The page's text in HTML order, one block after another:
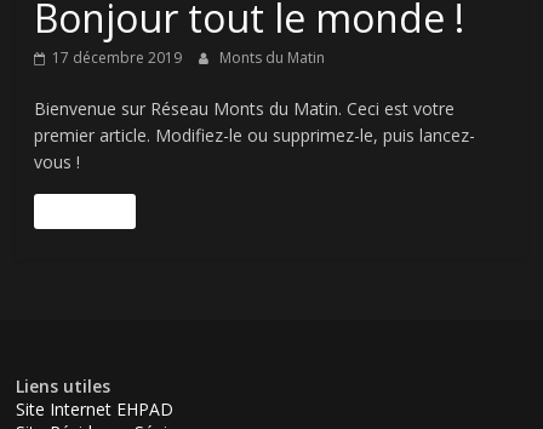
Bonjour tout le monde !
17 décembre 2019 Monts du Matin
Bienvenue sur Réseau Monts du Matin. Ceci est votre
premier article. Modifiez-le ou supprimez-le, puis lancez-
vous !
Liens utiles
Site Internet EHPAD